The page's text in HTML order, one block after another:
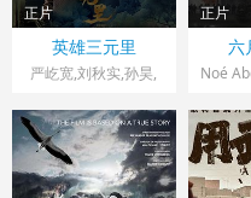
正片
中国大陆> 战争片
2025 导演：王一诺
英雄三元里
严屹宽,刘秋实,孙昊,
正片
法国>
2025
六
Noé